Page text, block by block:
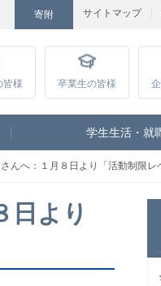
サイトマップ
寄附
Instagram
皆様 卒業生の皆様
学生生活・就
んへ：１月８日より「活動制限レ
日より